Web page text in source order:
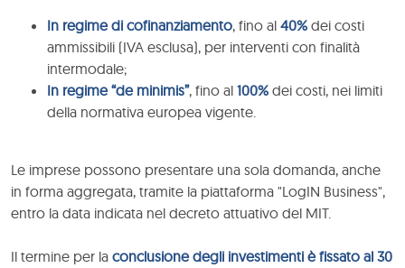
In regime di cofinanziamento, fino al 40% dei costi
ammissibili (IVA esclusa), per interventi con finalità
intermodale;
In regime “de minimis”, fino al 100% dei costi, nei limiti
della normativa europea vigente.
Le imprese possono presentare una sola domanda, anche
in forma aggregata, tramite la piattaforma "LogIN Business",
entro la data indicata nel decreto attuativo del MIT.
Il termine per la conclusione degli investimenti è fissato al 30